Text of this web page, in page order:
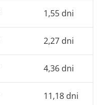
1,55 dni
2,27 dni
4,36 dni
11,18 dni